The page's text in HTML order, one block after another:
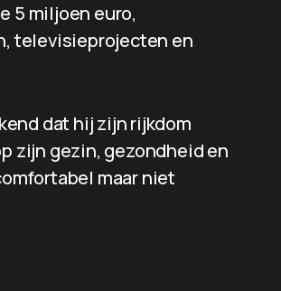
5 miljoen euro,
televisieprojecten en
dat hij zijn rijkdom
zijn gezin, gezondheid en
maar niet